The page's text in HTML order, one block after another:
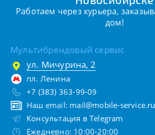
Работаем через курьера,
дом!
Мультибрендовый сервис
ул. Мичурина, 2
пл. Ленина
+7 (383) 363-99-09
Наш email: mail@mobile-service.ru
Консультация в Telegram
Ежедневно: 10:00-20:00